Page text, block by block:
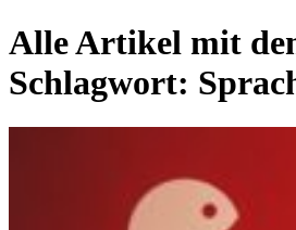
Alle Artikel mit
Schlagwort: